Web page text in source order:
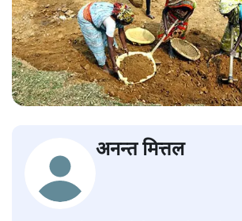
अनन्त मित्तल